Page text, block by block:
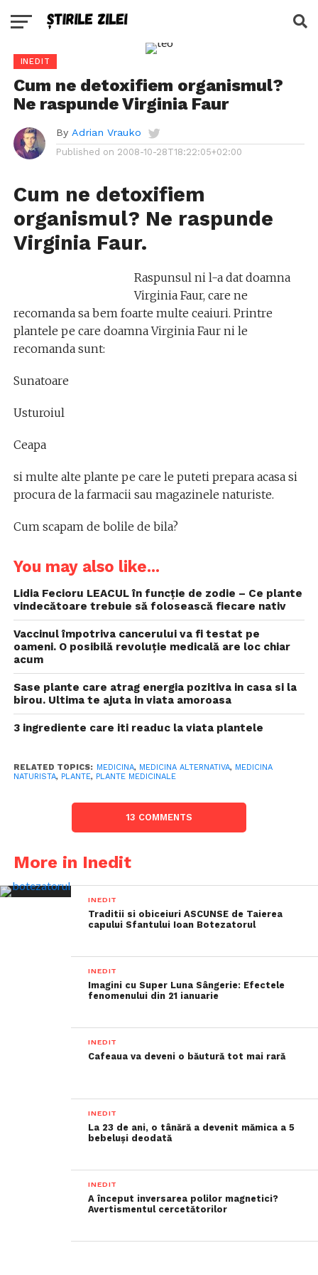
INEDIT
Cum ne detoxifiem organismul?
Ne raspunde Virginia Faur
By Adrian Vrauko
Published on 2008-10-28T18:22:05+02:00
Cum ne detoxifiem
organismul? Ne raspunde
Virginia Faur.
Raspunsul ni l-a dat doamna
Virginia Faur, care ne
recomanda sa bem foarte multe ceaiuri. Printre
plantele pe care doamna Virginia Faur ni le
recomanda sunt:
Sunatoare
Usturoiul
Ceapa
si multe alte plante pe care le puteti prepara acasa si
procura de la farmacii sau magazinele naturiste.
Cum scapam de bolile de bila?
You may also like...
Lidia Fecioru LEACUL în funcție de zodie – Ce plante
vindecătoare trebuie să folosească fiecare nativ
Vaccinul împotriva cancerului va fi testat pe
oameni. O posibilă revoluție medicală are loc chiar
acum
Sase plante care atrag energia pozitiva in casa si la
birou. Ultima te ajuta in viata amoroasa
3 ingrediente care iti readuc la viata plantele
RELATED TOPICS: MEDICINA, MEDICINA ALTERNATIVA, MEDICINA
NATURISTA, PLANTE, PLANTE MEDICINALE
13 COMMENTS
More in Inedit
INEDIT
Traditii si obiceiuri ASCUNSE de Taierea
capului Sfantului Ioan Botezatorul
INEDIT
Imagini cu Super Luna Sângerie: Efectele
fenomenului din 21 ianuarie
INEDIT
Cafeaua va deveni o băutură tot mai rară
INEDIT
La 23 de ani, o tânără a devenit mămica a 5
bebeluși deodată
INEDIT
A început inversarea polilor magnetici?
Avertismentul cercetătorilor